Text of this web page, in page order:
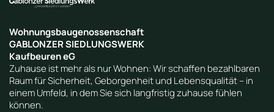
Wohnungsbaugenossenschaft
GABLONZER SIEDLUNGSWERK
Kaufbeuren eG
Zuhause ist mehr als nur Wohnen: Wir schaffen bezahlbaren
Raum für Sicherheit, Geborgenheit und Lebensqualität – in
einem Umfeld, in dem Sie sich langfristig zuhause fühlen
können.